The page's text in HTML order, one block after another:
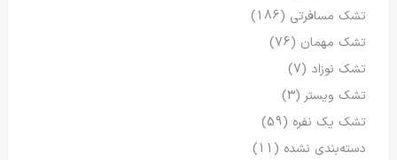
تشک مسافرتی (186)
تشک مهمان (76)
تشک نوزاد (7)
تشک ویستر (3)
تشک یک نفره (59)
دسته‌بندی نشده (11)